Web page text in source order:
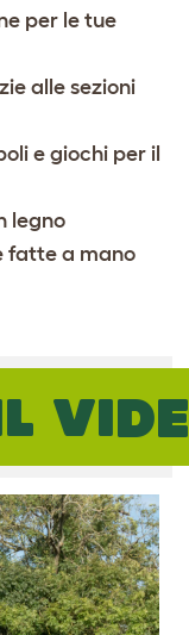
per le tue
alle sezioni
e giochi per il
legno
fatte a mano